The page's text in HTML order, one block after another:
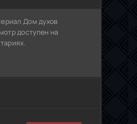
Дом духов
доступен на